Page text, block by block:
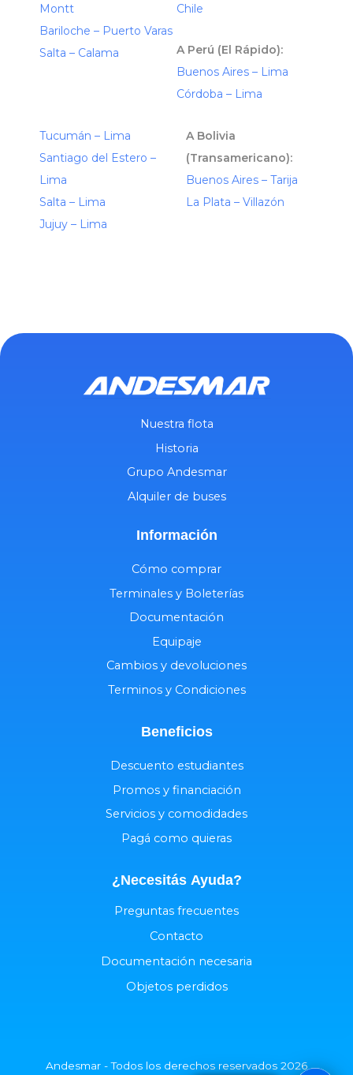
Montt
Bariloche – Puerto Varas
Salta – Calama
Chile
A Perú (El Rápido):
Buenos Aires – Lima
Córdoba – Lima
Tucumán – Lima
Santiago del Estero –
Lima
Salta – Lima
Jujuy – Lima
A Bolivia
(Transamericano):
Buenos Aires – Tarija
La Plata – Villazón
Nuestra flota
Historia
Grupo Andesmar
Alquiler de buses
Información
Cómo comprar
Terminales y Boleterías
Documentación
Equipaje
Cambios y devoluciones
Terminos y Condiciones
Beneficios
Descuento estudiantes
Promos y financiación
Servicios y comodidades
Pagá como quieras
¿Necesitás Ayuda?
Preguntas frecuentes
Contacto
Documentación necesaria
Objetos perdidos
Andesmar - Todos los derechos reservados 2026